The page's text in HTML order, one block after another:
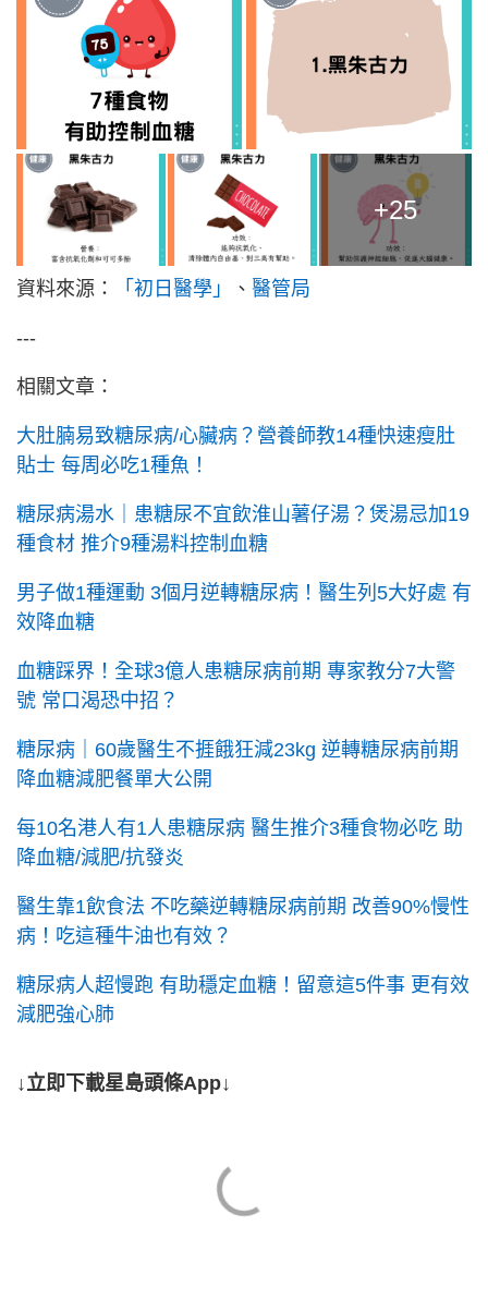
+25
資料來源： 「初日醫學」 、 醫管局
---
相關文章：
大肚腩易致糖尿病/心臟病？營養師教14種快速瘦肚
貼士 每周必吃1種魚！
糖尿病湯水｜患糖尿不宜飲淮山薯仔湯？煲湯忌加19
種食材 推介9種湯料控制血糖
男子做1種運動 3個月逆轉糖尿病！醫生列5大好處 有
效降血糖
血糖踩界！全球3億人患糖尿病前期 專家教分7大警
號 常口渴恐中招？
糖尿病｜60歲醫生不捱餓狂減23kg 逆轉糖尿病前期
降血糖減肥餐單大公開
每10名港人有1人患糖尿病 醫生推介3種食物必吃 助
降血糖/減肥/抗發炎
醫生靠1飲食法 不吃藥逆轉糖尿病前期 改善90%慢性
病！吃這種牛油也有效？
糖尿病人超慢跑 有助穩定血糖！留意這5件事 更有效
減肥強心肺
↓立即下載星島頭條App↓